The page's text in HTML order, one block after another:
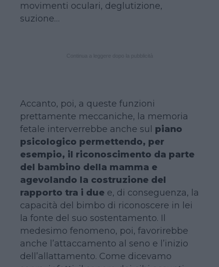
movimenti oculari, deglutizione,
suzione…
Accanto, poi, a queste funzioni
prettamente meccaniche, la memoria
fetale interverrebbe anche sul piano
psicologico permettendo, per
esempio, il riconoscimento da parte
del bambino della mamma e
agevolando la costruzione del
rapporto tra i due e, di conseguenza, la
capacità del bimbo di riconoscere in lei
la fonte del suo sostentamento. Il
medesimo fenomeno, poi, favorirebbe
anche l’attaccamento al seno e l’inizio
dell’allattamento. Come dicevamo